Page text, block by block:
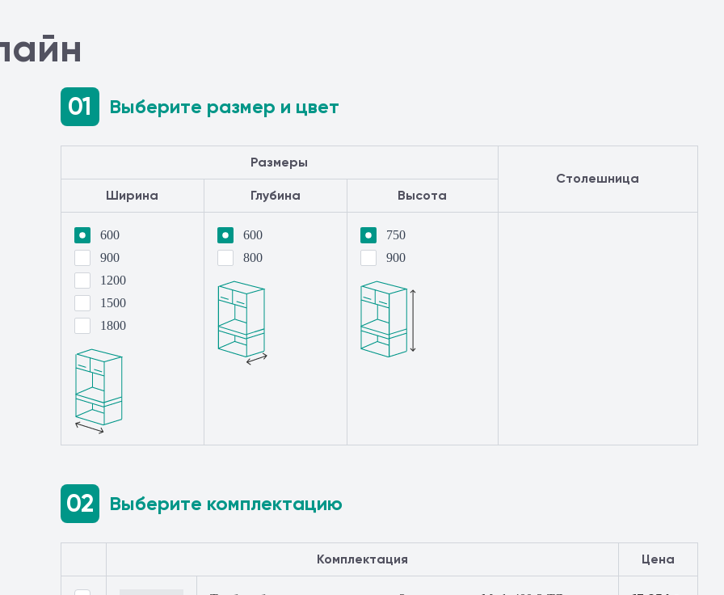
01 Выберите размер и цвет
Размеры
Столешница
Ширина
Глубина Высота
600
900
1200
1500
1800
600
800
750
900
02 Выберите комплектацию
Комплектация Цена